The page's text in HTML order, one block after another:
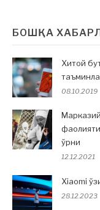
БОШҚА
Хитой
08.10.2019
ўрни
12.12.2021
Xiaomi
28.12.2023